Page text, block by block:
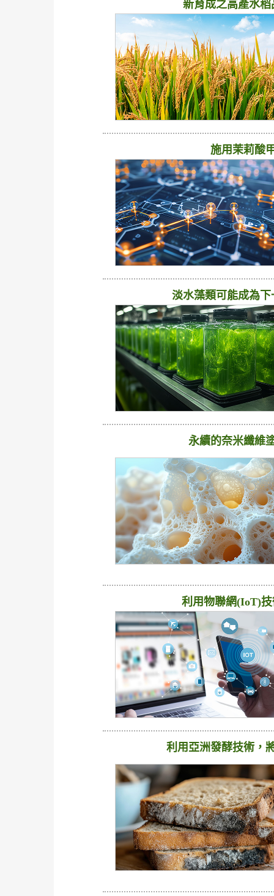
新育成之高產水
施用茉莉酸
淡水藻類可能成為
永續的奈米纖維
利用物聯網(IoT)
利用亞洲發酵技術，